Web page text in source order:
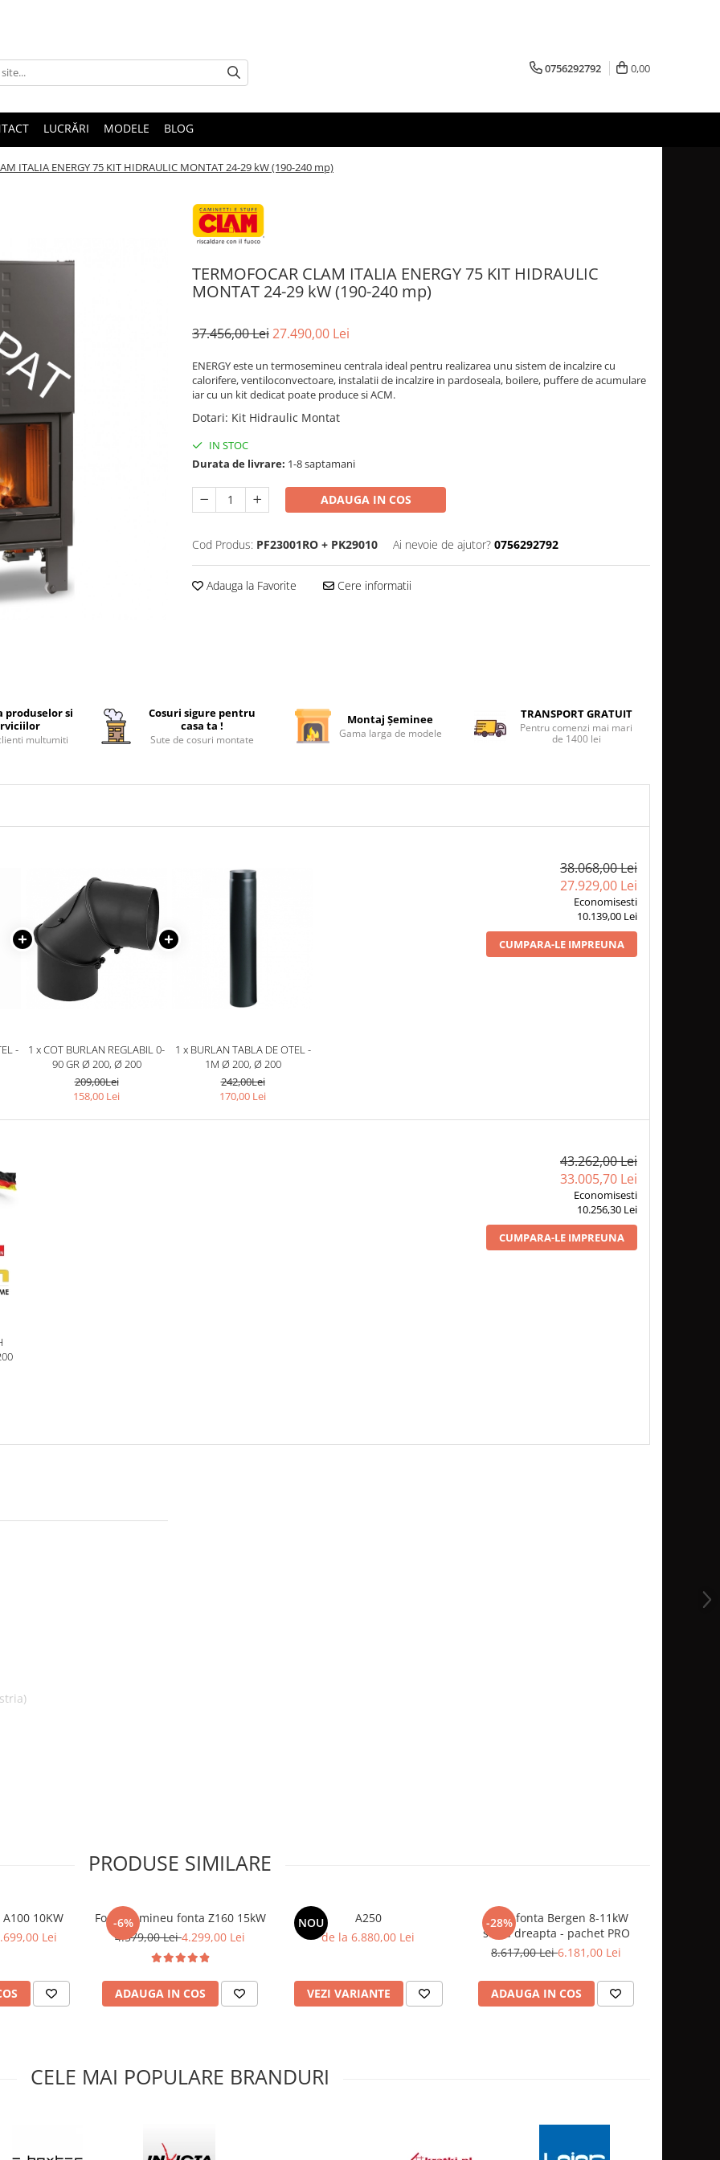
0756292792 0,00
LUCRĂRI MODELE BLOG
ITALIA ENERGY 75 KIT HIDRAULIC MONTAT 24-29 kW (190-240 mp)
TERMOFOCAR CLAM ITALIA ENERGY 75 KIT HIDRAULIC
MONTAT 24-29 kW (190-240 mp)
37.456,00 Lei27.490,00 Lei
ENERGY este un termosemineu centrala ideal pentru realizarea unu sistem de incalzire cu
calorifere, ventiloconvectoare, instalatii de incalzire in pardoseala, boilere, puffere de acumulare
iar cu un kit dedicat poate produce si ACM.
Dotari: Kit Hidraulic Montat
IN STOC
Durata de livrare: 1-8 saptamani
ADAUGA IN COS
Cod Produs: PF23001RO + PK29010 Ai nevoie de ajutor? 0756292792
Adauga la Favorite Cere informatii
produselor si
multumiti
Cosuri sigure pentru
casa ta !
Sute de cosuri montate
Montaj Șeminee
Gama larga de modele
TRANSPORT GRATUIT
Pentru comenzi mai mari
de 1400 lei
-
1 x COT BURLAN REGLABIL 0-
90 GR Ø 200, Ø 200
209,00Lei
158,00 Lei
1 x BURLAN TABLA DE OTEL -
1M Ø 200, Ø 200
242,00Lei
170,00 Lei
38.068,00 Lei
27.929,00 Lei
Economisesti
10.139,00 Lei
CUMPARA-LE IMPREUNA
43.262,00 Lei
33.005,70 Lei
Economisesti
10.256,30 Lei
CUMPARA-LE IMPREUNA
rezistenta termica de
PRODUSE SIMILARE
10KW
Lei
-6%
Focar semineu fonta Z160 15kW
4.579,00 Lei4.299,00 Lei
ADAUGA IN COS
NOU
A250
de la 6.880,00 Lei
VEZI VARIANTE
-28%
Focar fonta Bergen 8-11kW
sticla dreapta - pachet PRO
8.617,00 Lei6.181,00 Lei
ADAUGA IN COS
CELE MAI POPULARE BRANDURI